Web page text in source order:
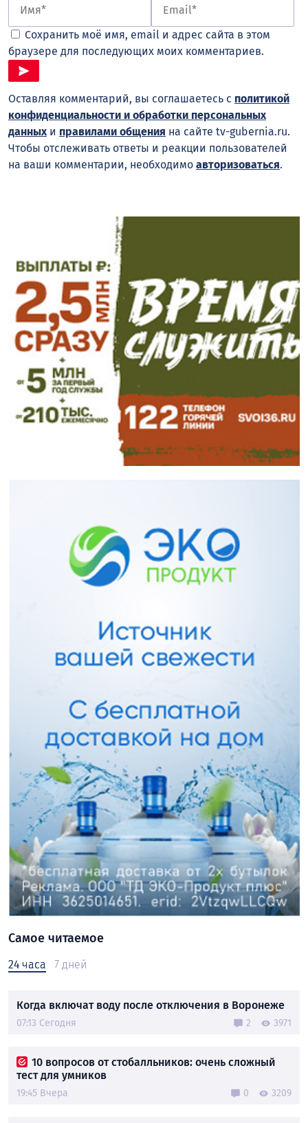
Сохранить моё имя, email и адрес сайта в этом
браузере для последующих моих комментариев.
Оставляя комментарий, вы соглашаетесь с политикой
конфиденциальности и обработки персональных
данныхи правилами общения на сайте tv-gubernia.ru.
Чтобы отслеживать ответы и реакции пользователей
на ваши комментарии, необходимо авторизоваться.
Самое читаемое
24 часа 7 дней
Когда включат воду после отключения в Воронеже
07:13 Сегодня 2 3971
10 вопросов от стобалльников: очень сложный
тест для умников
19:45 Вчера 0 3209